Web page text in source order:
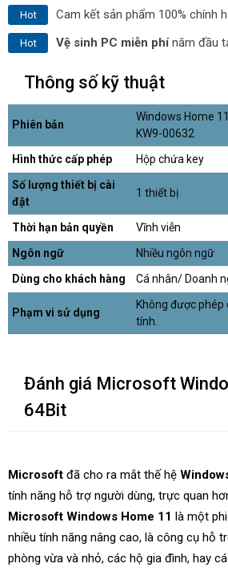
Hot Cam kết sản phẩm 100% chính
Hot Vệ sinh PC miễn phínăm đầu
Thông số kỹ thuật
Phiên bản
Windows Home
KW9-00632
Hình thức cấp phép
Hộp chứa key
Số lượng thiết bị cài
đặt
1 thiết bị
Thời hạn bản quyền
Vĩnh viễn
Ngôn ngữ
Nhiều ngôn ngữ
Dùng cho khách hàng
Cá nhân/ Doanh
Phạm vi sử dụng
Không được
tính.
Đánh giá Microsoft
64Bit
Microsoft đã cho ra mắt thế hệ
tính năng hỗ trợ người dùng, trực quan
Microsoft Windows Home 11 là một
nhiều tính năng nâng cao, là công cụ hỗ
phòng vừa và nhỏ, các hộ gia đình, hay